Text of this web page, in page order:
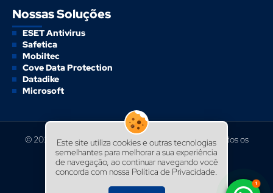
Nossas Soluções
ESET Antivirus
Safetica
Mobiltec
Cove Data Protection
Datadike
Microsoft
© 2025 - CISA Informática - Tecnologia e Serviços - Todos os
direitos reservados
Criação de sites por:
Este site utiliza cookies e outras tecnologias
semelhantes para melhorar a sua experiência
de navegação, ao continuar navegando você
concorda com nossa Política de Privacidade.